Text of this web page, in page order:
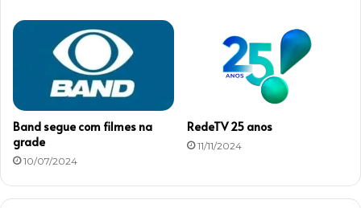
Band segue com filmes na
grade
10/07/2024
RedeTV 25 anos
11/11/2024